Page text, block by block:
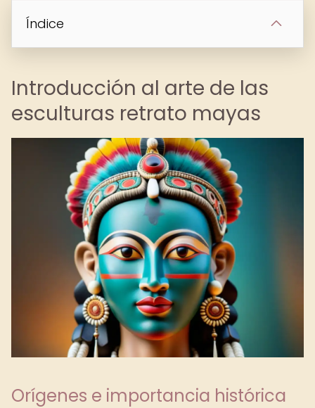
Índice
Introducción al arte de las
esculturas retrato mayas
Orígenes e importancia histórica